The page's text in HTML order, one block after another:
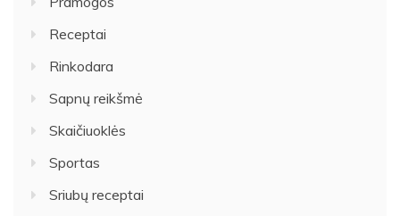
Receptai
Rinkodara
Sapnų reikšmė
Skaičiuoklės
Sportas
Sriubų receptai